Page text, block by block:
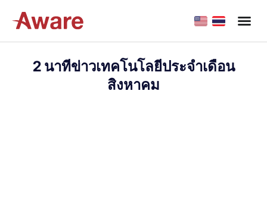
2 นาทีข่าวเทคโนโลยีประจำเดือน
สิงหาคม